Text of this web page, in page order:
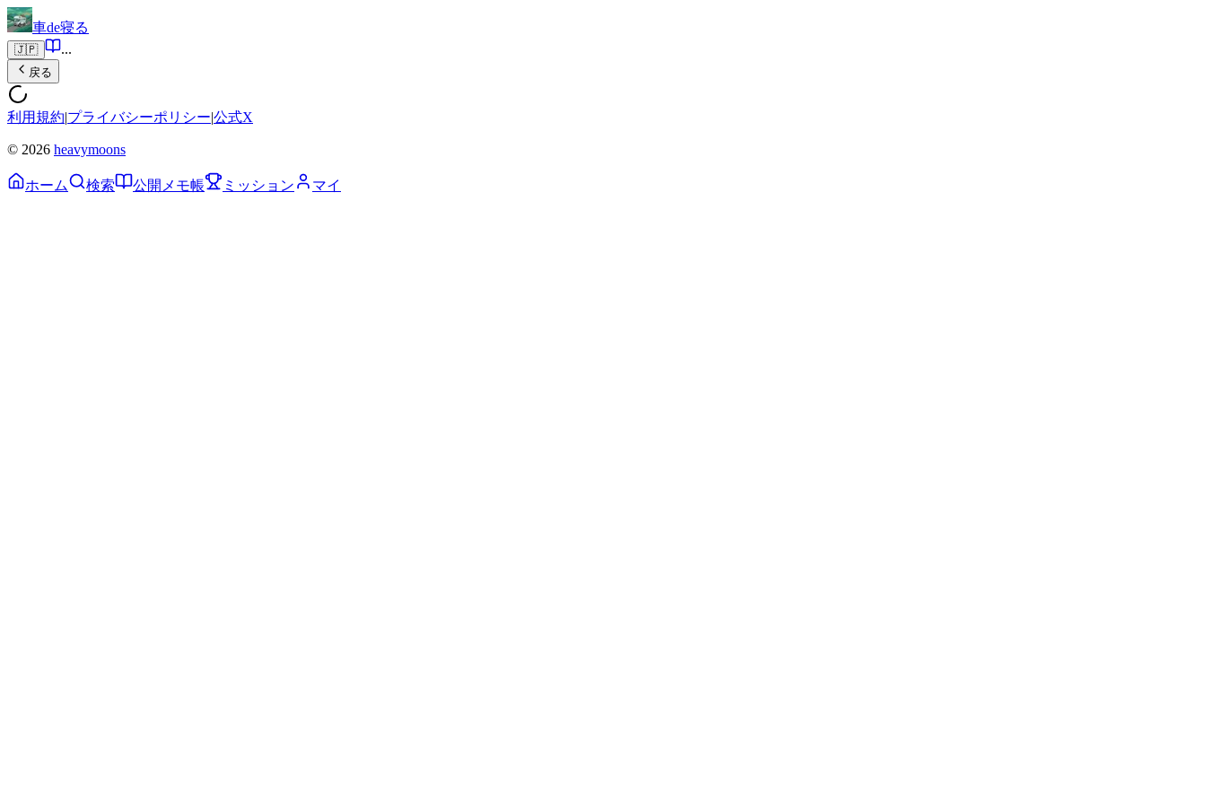
車de寝る
🇯🇵 ...
戻る
利用規約|プライバシーポリシー|公式X
© 2026 heavymoons
ホーム 検索 公開メモ帳 ミッション マイ